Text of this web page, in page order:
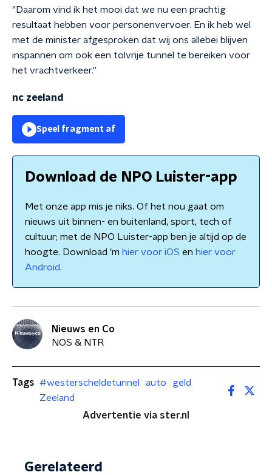
"Daarom vind ik het mooi dat we nu een prachtig
resultaat hebben voor personenvervoer. En ik heb wel
met de minister afgesproken dat wij ons allebei blijven
inspannen om ook een tolvrije tunnel te bereiken voor
het vrachtverkeer."
nc zeeland
Speel fragment af
Download de NPO Luister-app
Met onze app mis je niks. Of het nou gaat om
nieuws uit binnen- en buitenland, sport, tech of
cultuur; met de NPO Luister-app ben je altijd op de
hoogte. Download 'm hier voor iOS en hier voor
Android.
Nieuws en Co
NOS & NTR
Tags #westerscheldetunnel auto
geld
Zeeland
Advertentie via ster.nl
Gerelateerd